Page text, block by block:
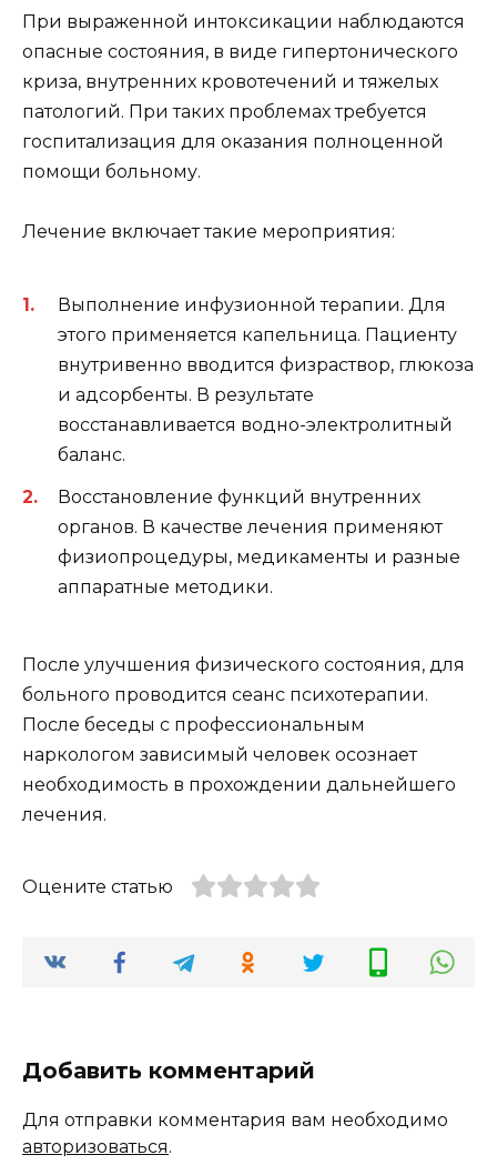
При выраженной интоксикации наблюдаются
опасные состояния, в виде гипертонического
криза, внутренних кровотечений и тяжелых
патологий. При таких проблемах требуется
госпитализация для оказания полноценной
помощи больному.
Лечение включает такие мероприятия:
Выполнение инфузионной терапии. Для
этого применяется капельница. Пациенту
внутривенно вводится физраствор, глюкоза
и адсорбенты. В результате
восстанавливается водно-электролитный
баланс.
Восстановление функций внутренних
органов. В качестве лечения применяют
физиопроцедуры, медикаменты и разные
аппаратные методики.
После улучшения физического состояния, для
больного проводится сеанс психотерапии.
После беседы с профессиональным
наркологом зависимый человек осознает
необходимость в прохождении дальнейшего
лечения.
Оцените статью
Добавить комментарий
Для отправки комментария вам необходимо
авторизоваться.